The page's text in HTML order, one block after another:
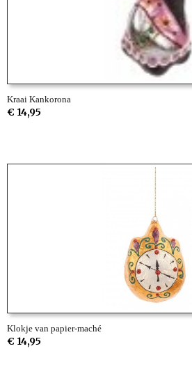
Kraai Kankorona
€ 14,95
Klokje van papier-maché
€ 14,95